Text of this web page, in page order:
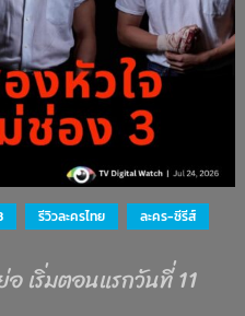
รีวิวละครไทย
ละคร-ซีรีส์
อ เริ่มตอนแรกวันที่ 11